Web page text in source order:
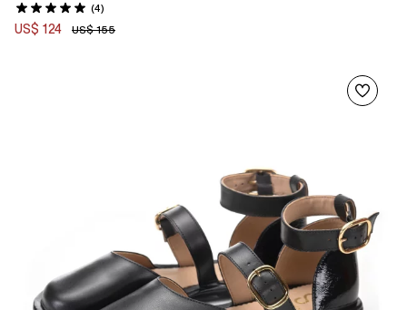
(4)
US$ 124 US$ 155